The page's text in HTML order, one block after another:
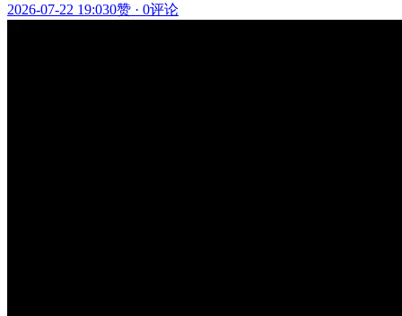
2026-07-22 19:030赞 · 0评论